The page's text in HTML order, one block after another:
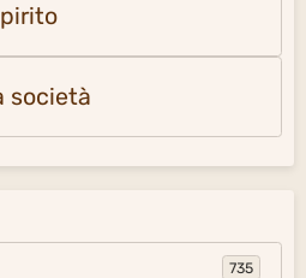
società
735